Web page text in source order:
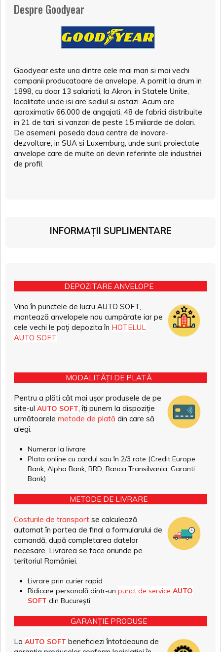
Despre Goodyear
Goodyear este una dintre cele mai mari si mai vechi
companii producatoare de anvelope. A pornit la drum in
1898, cu doar 13 salariati, la Akron, in Statele Unite,
localitate unde isi are sediul si astazi. Acum are
aproximativ 66.000 de angajati, 48 de fabrici distribuite
in 21 de tari, si vanzari de peste 15 miliarde de dolari.
De asemeni, poseda doua centre de inovare-
dezvoltare, in SUA si Luxemburg, unde sunt proiectate
anvelope care de multe ori devin referinte ale industriei
de profil.
INFORMAȚII SUPLIMENTARE
DEPOZITARE ANVELOPE
Vino în punctele de lucru AUTO SOFT,
montează anvelopele nou cumpărate iar pe
cele vechi le poți depozita în HOTELUL
AUTO SOFT
MODALITĂȚI DE PLATĂ
Pentru a plăti cât mai ușor produsele de pe
site-ul AUTO SOFT , îți punem la dispoziție
următoarele metode de plată din care să
alegi:
Numerar la livrare
Plata online cu cardul sau în 2/3 rate (Credit Europe
Bank, Alpha Bank, BRD, Banca Transilvania, Garanti
Bank)
METODE DE LIVRARE
Costurile de transport se calculează
automat în partea de final a formularului de
comandă, după completarea datelor
necesare. Livrarea se face oriunde pe
teritoriul României.
Livrare prin curier rapid
Ridicare personală dintr-un punct de service AUTO
SOFT din București
GARANȚIE PRODUSE
La AUTO SOFT beneficiezi întotdeauna de